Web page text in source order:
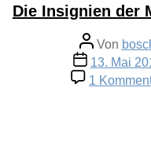
Die Insignien der
Von
13. Mai
1